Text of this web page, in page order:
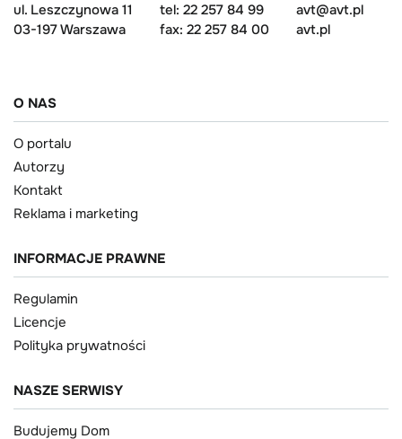
ul. Leszczynowa 11
03-197 Warszawa
tel: 22 257 84 99
fax: 22 257 84 00
avt@avt.pl
avt.pl
O NAS
O portalu
Autorzy
Kontakt
Reklama i marketing
INFORMACJE PRAWNE
Regulamin
Licencje
Polityka prywatności
NASZE SERWISY
Budujemy Dom